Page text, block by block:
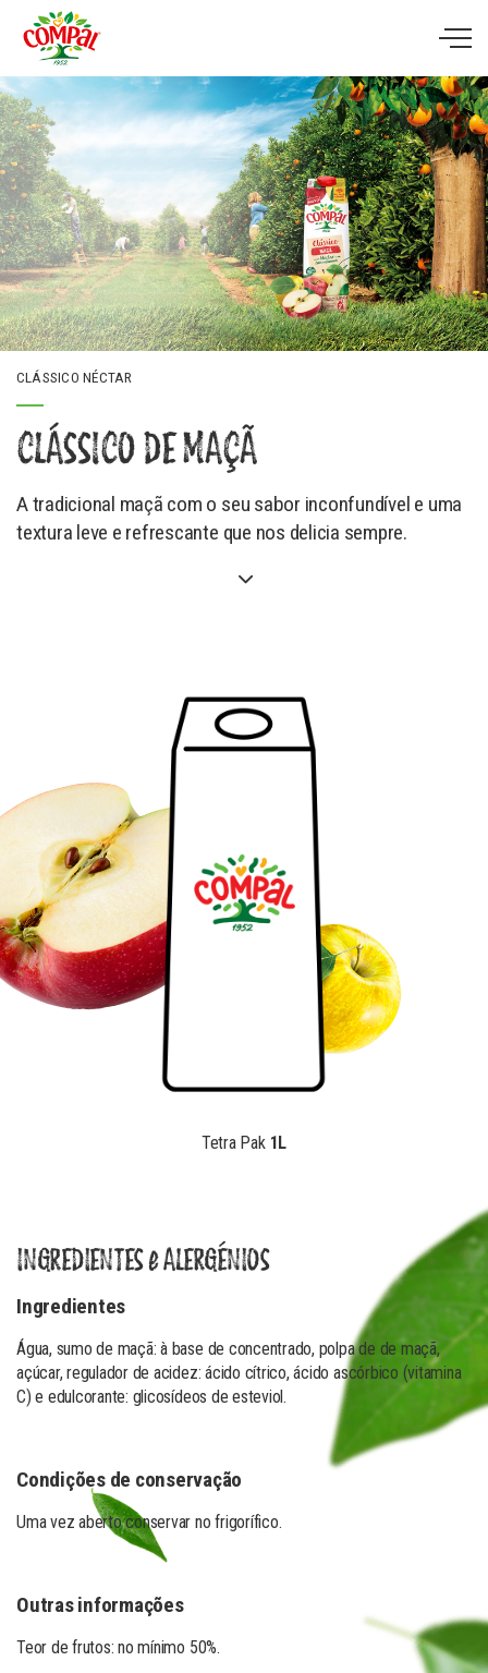
CLÁSSICO NÉCTAR
CLÁSSICO DE MAÇÃ
A tradicional maçã com o seu sabor inconfundível e uma
textura leve e refrescante que nos delicia sempre.
Tetra Pak 1L
INGREDIENTES e ALERGÉNIOS
Ingredientes
Água, sumo de maçã: à base de concentrado, polpa de de maçã,
açúcar, regulador de acidez: ácido cítrico, ácido ascórbico (vitamina
C) e edulcorante: glicosídeos de esteviol.
Condições de conservação
Uma vez aberto conservar no frigorífico.
Outras informações
Teor de frutos: no mínimo 50%.